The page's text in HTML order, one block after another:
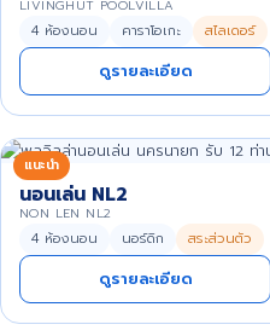
LIVINGHUT POOLVILLA
4 ห้องนอน คาราโอเกะ สไลเดอร์
ดูรายละเอียด
แนะนำ
นอนเล่น NL2
NON LEN NL2
4 ห้องนอน นอร์ดิก สระส่วนตัว
ดูรายละเอียด